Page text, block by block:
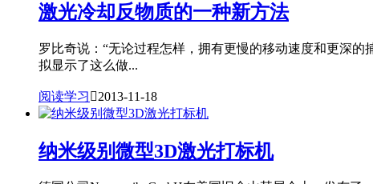
激光冷却反物质的一种新方法
罗比奇说：“无论过程怎样，拥有更慢的移动速度和更深
拟显示了这么做...
阅读学习 2013-11-18
纳米级别微型3D激光打标机